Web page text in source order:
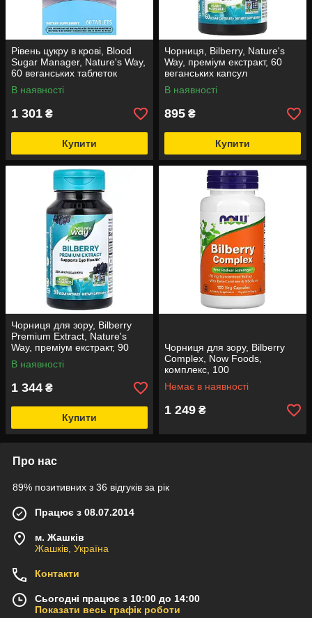
Рівень цукру в крові, Blood
Sugar Manager, Nature's Way,
60 веганських таблеток
В наявності
1 301 ₴
Купити
Чорниця, Bilberry, Nature's
Way, преміум екстракт, 60
веганських капсул
В наявності
895 ₴
Купити
Чорниця для зору, Bilberry
Premium Extract, Nature's
Way, преміум екстракт, 90
веганських капсул
В наявності
1 344 ₴
Купити
Чорниця для зору, Bilberry
Complex, Now Foods,
комплекс, 100
вегетаріанських капсул
Немає в наявності
1 249 ₴
Про нас
89% позитивних з 36 відгуків за рік
Працює з 08.07.2014
м. Жашків
Жашків, Україна
Контакти
Сьогодні працює з 10:00 до 14:00
Показати весь графік роботи